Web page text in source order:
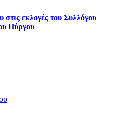
εκλογές του Συλλόγου
Πύργου